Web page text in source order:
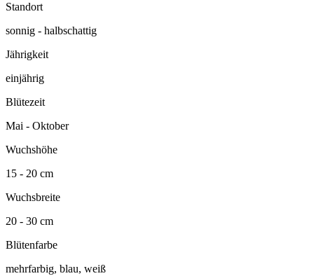
Standort
sonnig - halbschattig
Jährigkeit
einjährig
Blütezeit
Mai - Oktober
Wuchshöhe
15 - 20 cm
Wuchsbreite
20 - 30 cm
Blütenfarbe
mehrfarbig, blau, weiß